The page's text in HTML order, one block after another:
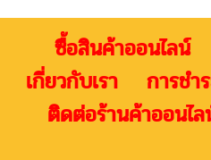
ซื้อสินค้าออน
เกี่ยวกับเรา
ติดต่อร้านค้าออนไล